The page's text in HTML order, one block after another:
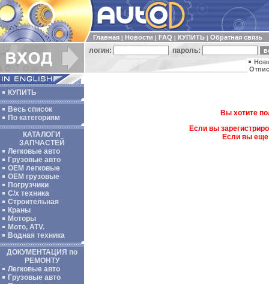
Главная Новости FAQ КУПИТЬ Обратная связь
логин: пароль:
КУПИТЬ
Весь список
По категориям
КАТАЛОГИ
ЗАПЧАСТЕЙ
Легковые авто
Грузовые авто
ОЕМ легковые
OEM грузовые
Погрузчики
С/х техника
Строительная
Краны
Моторы
Мото, ATV.
Водная техника
ДОКУМЕНТАЦИЯ по
РЕМОНТУ
Легковые авто
Грузовые авто
Вы хотите
Если вы
Если вы еще